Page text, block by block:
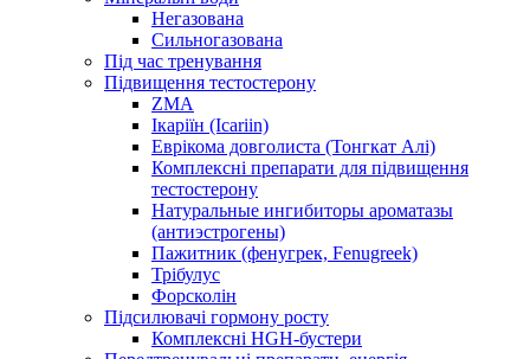
Негазована
Сильногазована
Під час тренування
Підвищення тестостерону
ZMA
Ікаріїн (Icariin)
Еврікома довголиста (Тонгкат Алі)
Комплексні препарати для підвищення
тестостерону
Натуральные ингибиторы ароматазы
(антиэстрогены)
Пажитник (фенугрек, Fenugreek)
Трібулус
Форсколін
Підсилювачі гормону росту
Комплексні HGH-бустери